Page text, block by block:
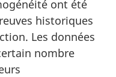
ont été
historiques
Les données
nombre